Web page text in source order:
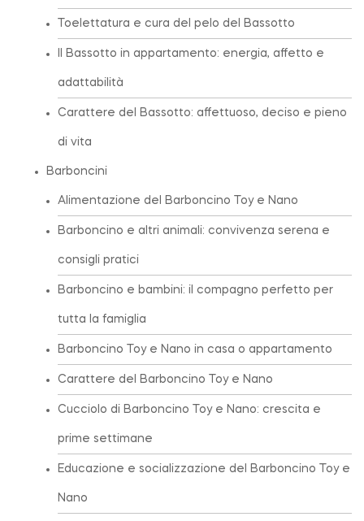
Toelettatura e cura del pelo del Bassotto
Il Bassotto in appartamento: energia, affetto e
adattabilità
Carattere del Bassotto: affettuoso, deciso e pieno
di vita
Barboncini
Alimentazione del Barboncino Toy e Nano
Barboncino e altri animali: convivenza serena e
consigli pratici
Barboncino e bambini: il compagno perfetto per
tutta la famiglia
Barboncino Toy e Nano in casa o appartamento
Carattere del Barboncino Toy e Nano
Cucciolo di Barboncino Toy e Nano: crescita e
prime settimane
Educazione e socializzazione del Barboncino Toy e
Nano